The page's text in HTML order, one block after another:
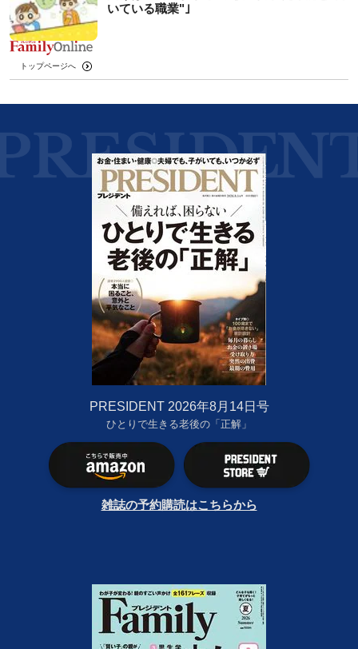
いている職業"｣
トップページへ
PRESIDENT 2026年8月14日号
ひとりで生きる老後の「正解」
雑誌の予約購読はこちらから